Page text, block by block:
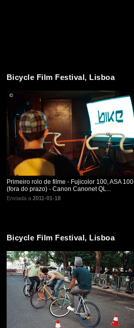
Bicycle Film Festival, Lisboa
Primeiro rolo de filme - Fujicolor 100, ASA 100
(fora do prazo) - Canon Canonet QL...
Enviada a 2011-01-18
Bicycle Film Festival, Lisboa